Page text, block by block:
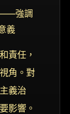
——強調
義
責任，
角。對
義治
影響。